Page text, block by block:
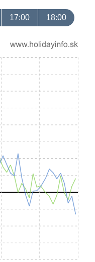
17:00 18:00